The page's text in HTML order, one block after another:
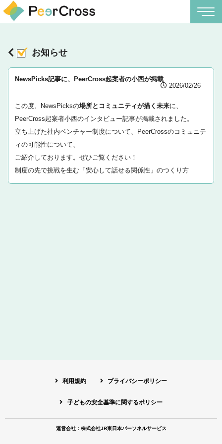
お知らせ
NewsPicks記事に、PeerCross起案者の小西が掲載
2026/02/26
この度、NewsPicksの場所とコミュニティが描く未来に、
PeerCross起案者小西のインタビュー記事が掲載されました。
立ち上げた社内ベンチャー制度について、PeerCrossのコミュニテ
ィの可能性について、
ご紹介しております。ぜひご覧ください！
制度の先で挑戦を生む「安心して話せる関係性」のつくり方
利用規約 プライバシーポリシー
子どもの安全基準に関するポリシー
運営会社：株式会社JR東日本パーソネルサービス